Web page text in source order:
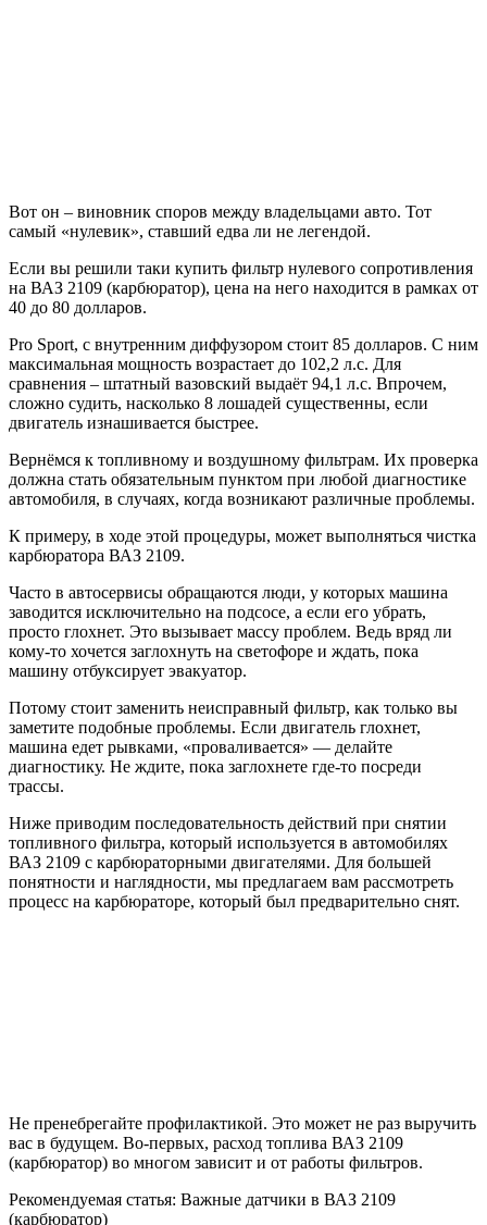
Вот он – виновник споров между владельцами авто. Тот
самый «нулевик», ставший едва ли не легендой.
Если вы решили таки купить фильтр нулевого сопротивления
на ВАЗ 2109 (карбюратор), цена на него находится в рамках от
40 до 80 долларов.
Pro Sport, с внутренним диффузором стоит 85 долларов. С ним
максимальная мощность возрастает до 102,2 л.с. Для
сравнения – штатный вазовский выдаёт 94,1 л.с. Впрочем,
сложно судить, насколько 8 лошадей существенны, если
двигатель изнашивается быстрее.
Вернёмся к топливному и воздушному фильтрам. Их проверка
должна стать обязательным пунктом при любой диагностике
автомобиля, в случаях, когда возникают различные проблемы.
К примеру, в ходе этой процедуры, может выполняться чистка
карбюратора ВАЗ 2109.
Часто в автосервисы обращаются люди, у которых машина
заводится исключительно на подсосе, а если его убрать,
просто глохнет. Это вызывает массу проблем. Ведь вряд ли
кому-то хочется заглохнуть на светофоре и ждать, пока
машину отбуксирует эвакуатор.
Потому стоит заменить неисправный фильтр, как только вы
заметите подобные проблемы. Если двигатель глохнет,
машина едет рывками, «проваливается» — делайте
диагностику. Не ждите, пока заглохнете где-то посреди
трассы.
Ниже приводим последовательность действий при снятии
топливного фильтра, который используется в автомобилях
ВАЗ 2109 с карбюраторными двигателями. Для большей
понятности и наглядности, мы предлагаем вам рассмотреть
процесс на карбюраторе, который был предварительно снят.
Не пренебрегайте профилактикой. Это может не раз выручить
вас в будущем. Во-первых, расход топлива ВАЗ 2109
(карбюратор) во многом зависит и от работы фильтров.
Рекомендуемая статья: Важные датчики в ВАЗ 2109
(карбюратор)